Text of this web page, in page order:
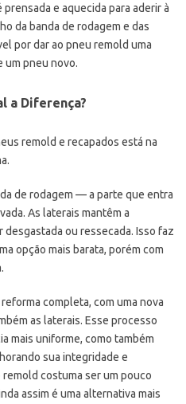
e aquecida para aderir à
da banda de rodagem e das
por dar ao pneu remold uma
um pneu novo.
a Diferença?
remold e recapados está na
de rodagem — a parte que entra
As laterais mantêm a
ou ressecada. Isso faz
opção mais barata, porém com
completa, com uma nova
as laterais. Esse processo
mais uniforme, como também
sua integridade e
costuma ser um pouco
assim é uma alternativa mais